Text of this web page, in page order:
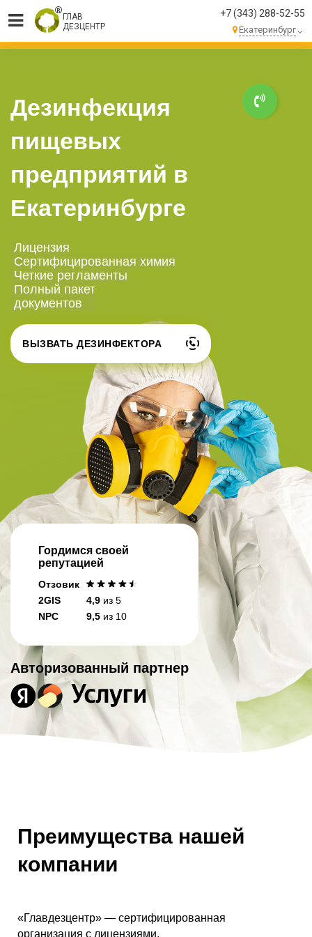
ГЛАВ
ДЕЗЦЕНТР
+7 (343) 288-52-55
Екатеринбург
Дезинфекция
пищевых
предприятий в
Екатеринбурге
Лицензия
Сертифицированная химия
Четкие регламенты
Полный пакет
документов
ВЫЗВАТЬ ДЕЗИНФЕКТОРА
Гордимся своей
репутацией
Отзовик
2GIS
4,9 из 5
NPC
9,5 из 10
Авторизованный партнер
Преимущества нашей
компании
«Главдезцентр» — сертифицированная
организация с лицензиями.